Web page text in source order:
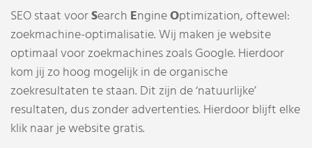
SEO staat voorSearch EngineOptimization, oftewel:
zoekmachine-optimalisatie. Wij maken je website
optimaal voor zoekmachines zoals Google. Hierdoor
kom jij zo hoog mogelijk in de organische
zoekresultaten te staan. Dit zijn de ‘natuurlijke’
resultaten, dus zonder advertenties. Hierdoor blijft elke
klik naar je website gratis.